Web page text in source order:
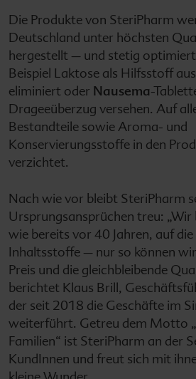
Die Produkte von SteriPharm
Deutschland unter höchsten
hergestellt – und stetig
Beispiel Laktose als Hilfsstoff
eliminiert oder Nausema-
Drageeüberzug versehen. Auf
Bestandteile sowie Aroma- und
Konservierungsstoffe in den
verzichtet.
Nach wie vor bleibt SteriPharm
Ursprungsansprüchen treu: „Wir
wie bereits vor 40 Jahren, auf
Inhaltsstoffe – nur so können
Preis und die gleichbleibende
berichtet Klaus Brill,
der seit 2018 die Geschäfte im
weiterführt. Getreu dem Motto
Familien“ ist SteriPharm an der
KundInnen und freut sich mit